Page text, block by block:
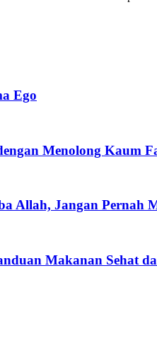
Ego
Menolong Kaum
Allah, Jangan Pernah
Makanan Sehat